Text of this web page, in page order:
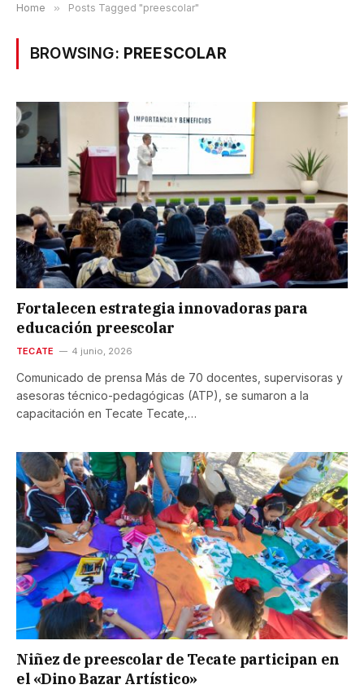
Home » Posts Tagged "preescolar"
BROWSING: PREESCOLAR
Fortalecen estrategia innovadoras para
educación preescolar
TECATE 4 junio, 2026
Comunicado de prensa Más de 70 docentes, supervisoras y
asesoras técnico-pedagógicas (ATP), se sumaron a la
capacitación en Tecate Tecate,…
Niñez de preescolar de Tecate participan en
el «Dino Bazar Artístico»